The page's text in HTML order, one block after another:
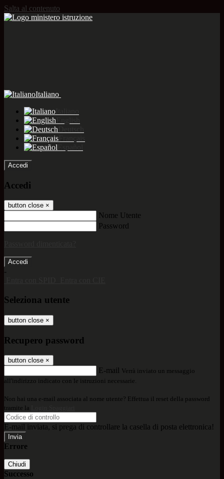
Salta al contenuto
Italiano
Accedi
Accedi
button close ×
Nome Utente
Password
-
Seleziona utente
button close ×
Recupero password
button close ×
E-mail Verrà inviato un messaggio
all'indirizzo indicato con le istruzioni necessarie.
Non hai una e-mail associata al nome utente? Effettua il reset della password
tramite la
E-mail inviata, si prega di controllare la casella di posta elettronica!
Errore
Chiudi
Successo